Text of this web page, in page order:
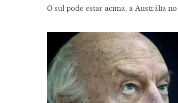
O sul pode estar acima, a Austrália